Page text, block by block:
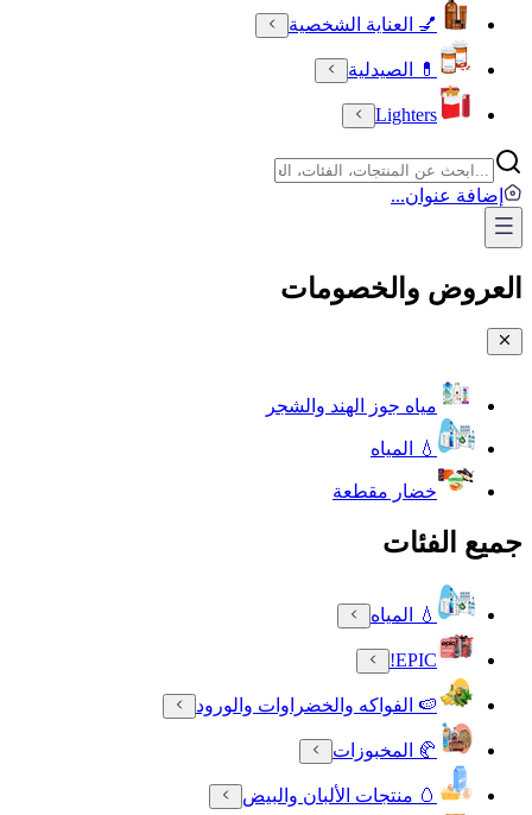
💅 العناية الشخصية
💊 الصيدلية
Lighters
إضافة عنوان...
العروض والخصومات
مياه جوز الهند والشجر
💧 المياه
خضار مقطعة
جميع الفئات
💧 المياه
EPIC!
🍉 الفواكه والخضراوات والورود
🥐 المخبوزات
🥚 منتجات الألبان والبيض